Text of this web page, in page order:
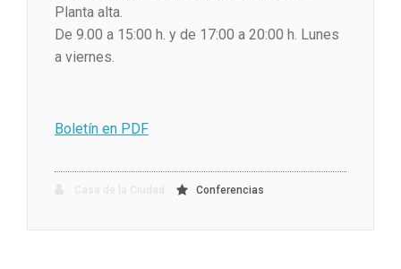
Planta alta.
De 9.00 a 15:00 h. y de 17:00 a 20:00 h. Lunes
a viernes.
Boletín en PDF
Conferencias